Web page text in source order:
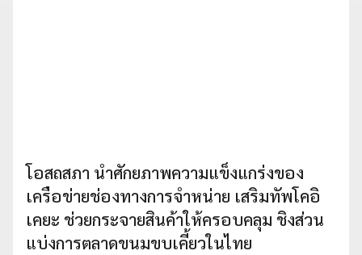
โอสถสภา นำศักยภาพความแข็งแกร่งของ
เครือข่ายช่องทางการจำหน่าย เสริมทัพโคอิ
เคยะ ช่วยกระจายสินค้าให้ครอบคลุม ชิงส่วน
แบ่งการตลาดขนมขบเคี้ยวในไทย